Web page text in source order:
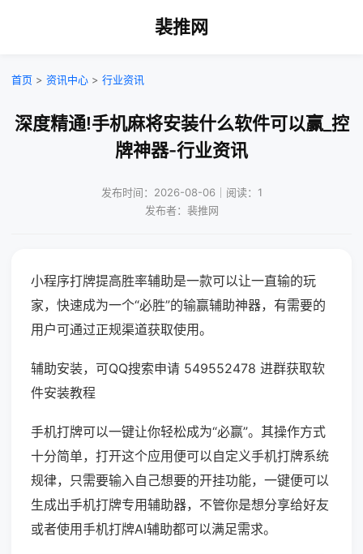
裴推网
首页 > 资讯中心 > 行业资讯
深度精通!手机麻将安装什么软件可以赢_控
牌神器-行业资讯
发布时间：2026-08-06｜阅读：1
发布者：裴推网
小程序打牌提高胜率辅助是一款可以让一直输的玩
家，快速成为一个“必胜”的输赢辅助神器，有需要的
用户可通过正规渠道获取使用。
辅助安装，可QQ搜索申请 549552478 进群获取软
件安装教程
手机打牌可以一键让你轻松成为“必赢”。其操作方式
十分简单，打开这个应用便可以自定义手机打牌系统
规律，只需要输入自己想要的开挂功能，一键便可以
生成出手机打牌专用辅助器，不管你是想分享给好友
或者使用手机打牌AI辅助都可以满足需求。